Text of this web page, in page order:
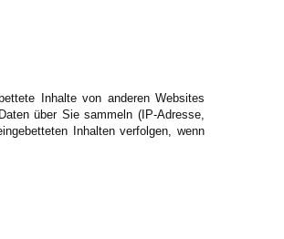
Inhalte von anderen Websites
über Sie sammeln (IP-Adresse,
Inhalten verfolgen, wenn